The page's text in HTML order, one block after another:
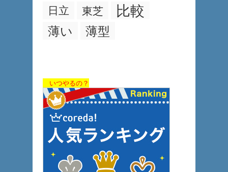
日立 東芝 比較
薄い 薄型
いつやるの？